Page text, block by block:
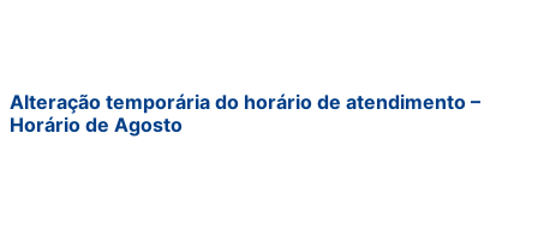
Alteração temporária do horário de atendimento –
Horário de Agosto